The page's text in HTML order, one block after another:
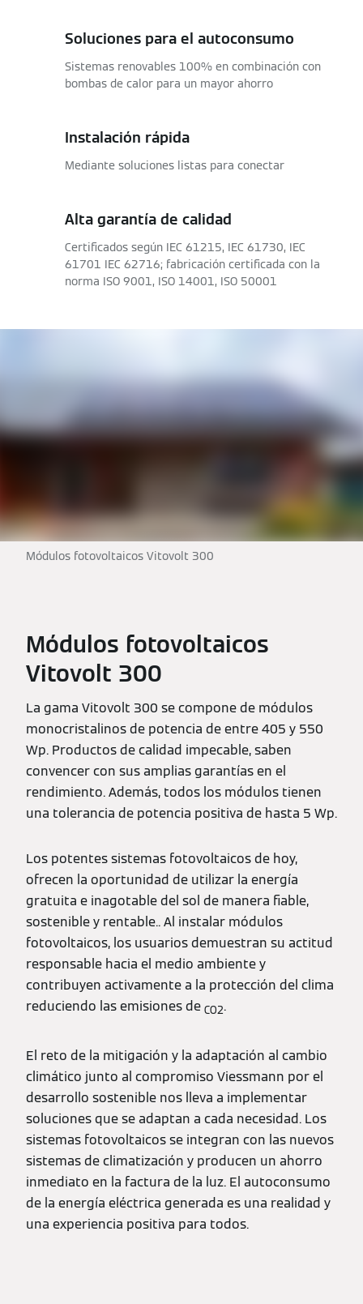
Soluciones para el autoconsumo
Sistemas renovables 100% en combinación con
bombas de calor para un mayor ahorro
Instalación rápida
Mediante soluciones listas para conectar
Alta garantía de calidad
Certificados según IEC 61215, IEC 61730, IEC
61701 IEC 62716; fabricación certificada con la
norma ISO 9001, ISO 14001, ISO 50001
Módulos fotovoltaicos Vitovolt 300
Módulos fotovoltaicos
Vitovolt 300
La gama Vitovolt 300 se compone de módulos
monocristalinos de potencia de entre 405 y 550
Wp. Productos de calidad impecable, saben
convencer con sus amplias garantías en el
rendimiento. Además, todos los módulos tienen
una tolerancia de potencia positiva de hasta 5 Wp.
Los potentes sistemas fotovoltaicos de hoy,
ofrecen la oportunidad de utilizar la energía
gratuita e inagotable del sol de manera fiable,
sostenible y rentable.. Al instalar módulos
fotovoltaicos, los usuarios demuestran su actitud
responsable hacia el medio ambiente y
contribuyen activamente a la protección del clima
reduciendo las emisiones de CO2.
El reto de la mitigación y la adaptación al cambio
climático junto al compromiso Viessmann por el
desarrollo sostenible nos lleva a implementar
soluciones que se adaptan a cada necesidad. Los
sistemas fotovoltaicos se integran con las nuevos
sistemas de climatización y producen un ahorro
inmediato en la factura de la luz. El autoconsumo
de la energía eléctrica generada es una realidad y
una experiencia positiva para todos.